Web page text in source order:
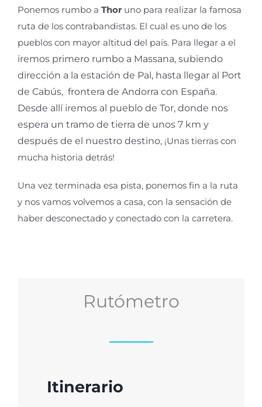
Ponemos rumbo a Thor uno para realizar la famosa
ruta de los contrabandistas. El cual es uno de los
pueblos con mayor altitud del país. Para llegar a el
iremos primero rumbo a Massana, subiendo
dirección a la estación de Pal, hasta llegar al Port
de Cabús, frontera de Andorra con España.
Desde allí iremos al pueblo de Tor, donde nos
espera un tramo de tierra de unos 7 km y
después de el nuestro destino, ¡Unas tierras con
mucha historia detrás!
Una vez terminada esa pista, ponemos fin a la ruta
y nos vamos volvemos a casa, con la sensación de
haber desconectado y conectado con la carretera.
Rutómetro
Itinerario